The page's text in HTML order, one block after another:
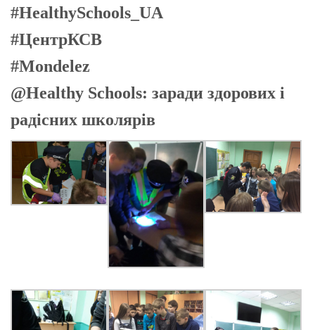
#HealthySchools_UA
#ЦентрКСВ
#Mondelez
@Healthy Schools: заради здорових і
радісних школярів